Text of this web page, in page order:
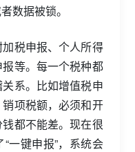
数据被锁。
税申报、个人所得
等。每一个税种都
系。比如增值税申
项税额，必须和开
都不能差。现在很
一键申报”，系统会